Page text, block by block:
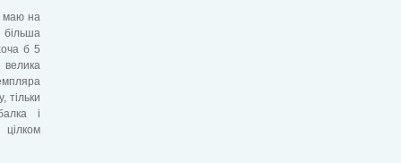
маю на
б 5
велика
тільки
і